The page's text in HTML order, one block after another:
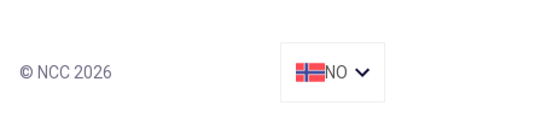
© NCC 2026 NO